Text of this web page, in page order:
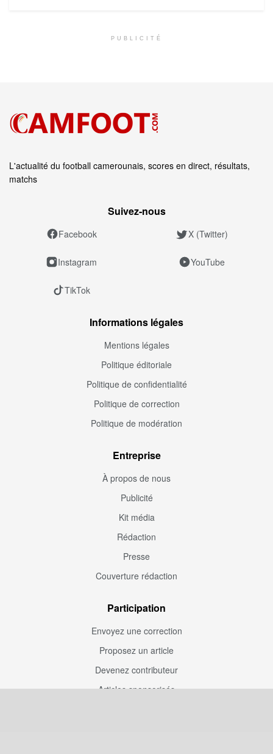
PUBLICITÉ
L'actualité du football camerounais, scores en direct, résultats,
matchs
Suivez‑nous
Facebook X (Twitter)
Instagram YouTube
TikTok
Informations légales
Mentions légales
Politique éditoriale
Politique de confidentialité
Politique de correction
Politique de modération
Entreprise
À propos de nous
Publicité
Kit média
Rédaction
Presse
Couverture rédaction
Participation
Envoyez une correction
Proposez un article
Devenez contributeur
Articles sponsorisés